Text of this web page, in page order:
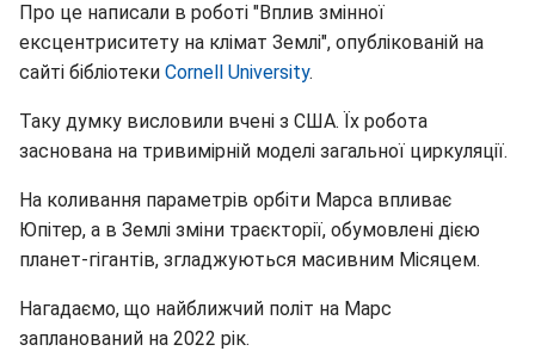
Про це написали в роботі "Вплив змінної
ексцентриситету на клімат Землі", опублікованій на
сайті бібліотеки Cornell University.
Таку думку висловили вчені з США. Їх робота
заснована на тривимірній моделі загальної циркуляції.
На коливання параметрів орбіти Марса впливає
Юпітер, а в Землі зміни траєкторії, обумовлені дією
планет-гігантів, згладжуються масивним Місяцем.
Нагадаємо, що найближчий політ на Марс
запланований на 2022 рік.